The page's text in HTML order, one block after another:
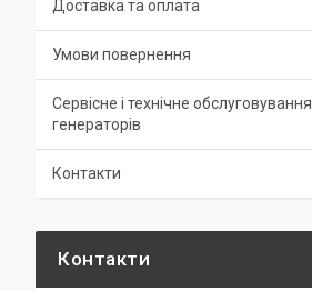
Доставка та оплата
Умови повернення
Сервісне і технічне обслуговування
генераторів
Контакти